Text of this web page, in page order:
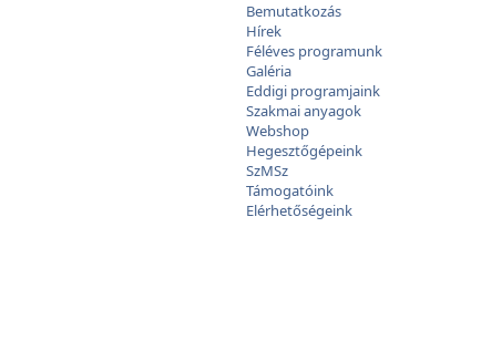
Bemutatkozás
Hírek
Féléves programunk
Galéria
Eddigi programjaink
Szakmai anyagok
Webshop
Hegesztőgépeink
SzMSz
Támogatóink
Elérhetőségeink